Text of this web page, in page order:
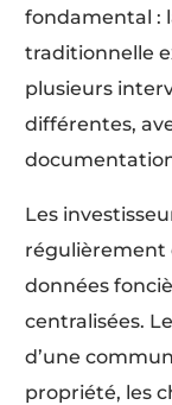
fondamental :
traditionnelle
plusieurs
différentes,
Les
régulièrement
données
centralisées.
d’une
propriété, les